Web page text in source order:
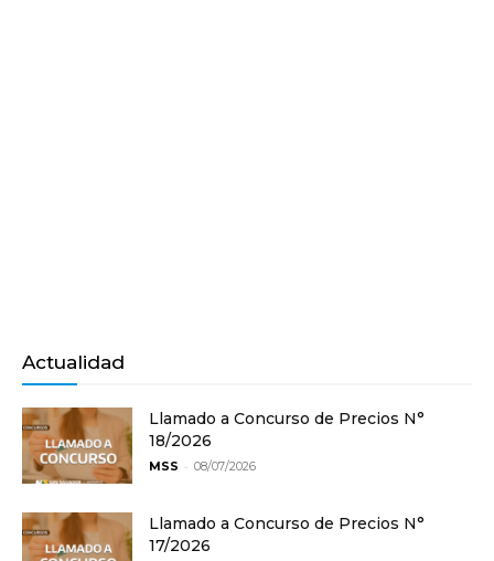
Actualidad
Llamado a Concurso de Precios N°
18/2026
MSS - 08/07/2026
Llamado a Concurso de Precios N°
17/2026